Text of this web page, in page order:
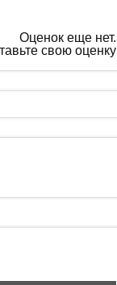
Оценок еще нет.
свою оценку